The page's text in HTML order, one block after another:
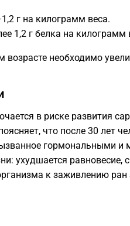
г на килограмм веса.
1,2 г белка на килограмм
возрасте необходимо
в риске развития
что после 30 лет
гормональными и
ухудшается равновесие,
к заживлению ран